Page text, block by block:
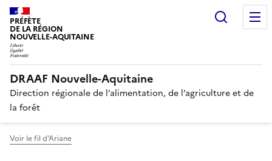
PRÉFÈTE
DE LA RÉGION
NOUVELLE-AQUITAINE
DRAAF Nouvelle-Aquitaine
Direction régionale de l’alimentation, de l’agriculture et de
la forêt
Voir le fil d'Ariane